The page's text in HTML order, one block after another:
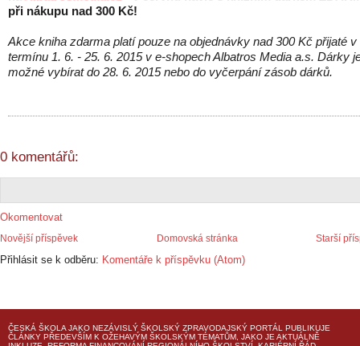
při nákupu nad 300 Kč!
Akce kniha zdarma platí pouze na objednávky nad 300 Kč přijaté v
termínu 1. 6. - 25. 6. 2015 v e-shopech Albatros Media a.s. Dárky
možné vybírat do 28. 6. 2015 nebo do vyčerpání zásob dárků.
0 komentářů:
Okomentovat
Novější příspěvek Starší
Domovská stránka
Přihlásit se k odběru: Komentáře k příspěvku (Atom)
ČESKÁ ŠKOLA JAKO NEZÁVISLÝ ŠKOLSKÝ ZPRAVODAJSKÝ PORTÁL PUBLIKUJE
ČLÁNKY PŘEDEVŠÍM K OŽEHAVÝM ŠKOLSKÝM TÉMATŮM, JAKO JE AKTUÁLNĚ